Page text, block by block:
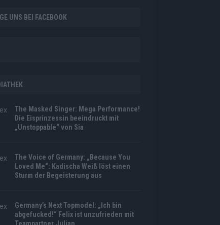
UNS BEI FACEBOOK
The Masked Singer: Mega Performance!
Die Eisprinzessin beeindruckt mit
„Unstoppable“ von Sia
The Voice of Germany: „Because You
Loved Me“: Kadischa Weiß löst einen
Sturm der Begeisterung aus
Germany’s Next Topmodel: „Ich bin
abgefucked!“ Felix ist unzufrieden mit